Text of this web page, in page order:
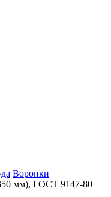
Воронки
мм), ГОСТ 9147-80